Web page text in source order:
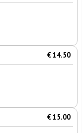
€ 14.50
€ 15.00